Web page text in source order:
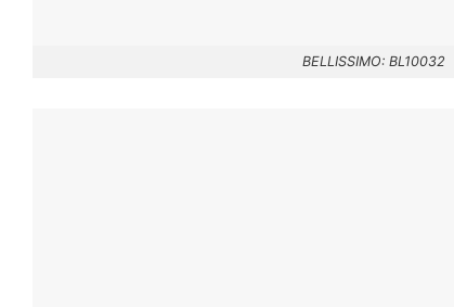
BELLISSIMO: BL10032